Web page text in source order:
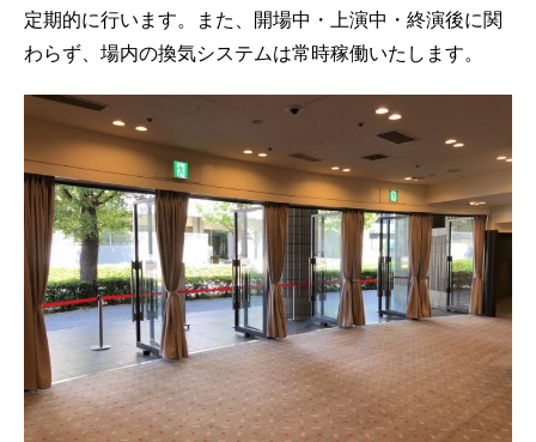
定期的に行います。また、開場中・上演中・終演後に関
わらず、場内の換気システムは常時稼働いたします。